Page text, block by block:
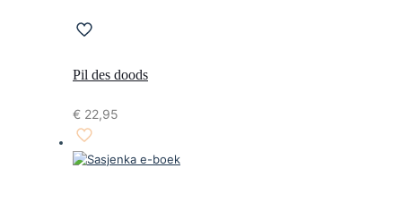
Pil des doods
€ 22,95